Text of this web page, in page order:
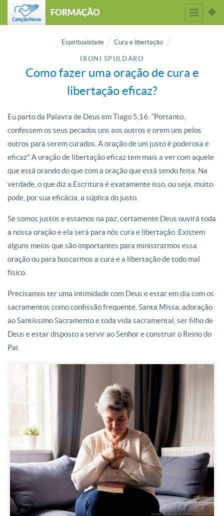
FORMAÇÃO
Espiritualidade Cura e libertação
IRONI SPULDARO
Como fazer uma oração de cura e
libertação eficaz?
Eu parto da Palavra de Deus em Tiago 5,16: “Portanto,
confessem os seus pecados uns aos outros e orem uns pelos
outros para serem curados. A oração de um justo é poderosa e
eficaz”. A oração de libertação eficaz tem mais a ver com aquele
que está orando do que com a oração que está sendo feita. Na
verdade, o que diz a Escritura é exatamente isso, ou seja, muito
pode, por sua eficácia, a súplica do justo.
Se somos justos e estamos na paz, certamente Deus ouvirá toda
a nossa oração e ela será para nós cura e libertação. Existem
alguns meios que são importantes para ministrarmos essa
oração ou para buscarmos a cura e a libertação de todo mal
físico.
Precisamos ter uma intimidade com Deus e estar em dia com os
sacramentos como confissão frequente, Santa Missa, adoração
ao Santíssimo Sacramento e toda vida sacramental, ser filho de
Deus e estar disposto a servir ao Senhor e construir o Reino do
Pai.